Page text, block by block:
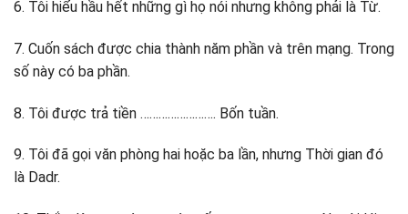
6. Tôi hiểu hầu hết những gì họ nói nhưng không phải là Từ.
7. Cuốn sách được chia thành năm phần và trên mạng. Trong
số này có ba phần.
8. Tôi được trả tiền ……………………. Bốn tuần.
9. Tôi đã gọi văn phòng hai hoặc ba lần, nhưng Thời gian đó
là Dadr.